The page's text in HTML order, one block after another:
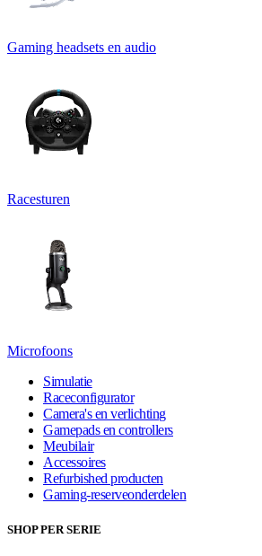
Gaming headsets en audio
Racesturen
Microfoons
Simulatie
Raceconfigurator
Camera's en verlichting
Gamepads en controllers
Meubilair
Accessoires
Refurbished producten
Gaming-reserveonderdelen
SHOP PER SERIE